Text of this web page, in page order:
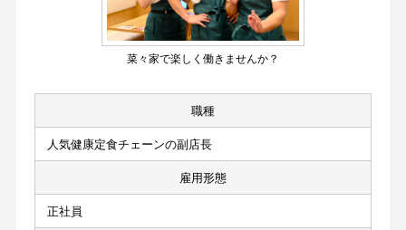
菜々家で楽しく働きませんか？
職種
人気健康定食チェーンの副店長
雇用形態
正社員